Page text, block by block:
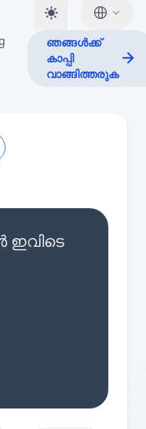
ഞങ്ങൾക്ക്
കാപ്പി
വാങ്ങിത്തരുക
ഇവിടെ